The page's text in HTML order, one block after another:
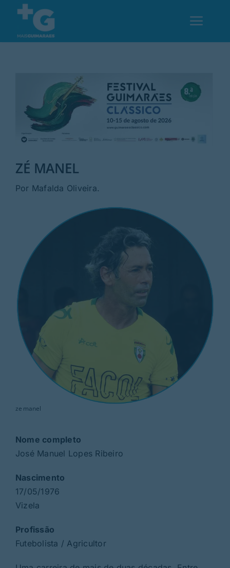
content
Desporto
Opinião
Jornal
Revista
Search
For:
ZÉ MANEL
Por Mafalda Oliveira.
ze manel
Nome completo
José Manuel Lopes Ribeiro
Nascimento
17/05/1976
Vizela
Profissão
Futebolista / Agricultor